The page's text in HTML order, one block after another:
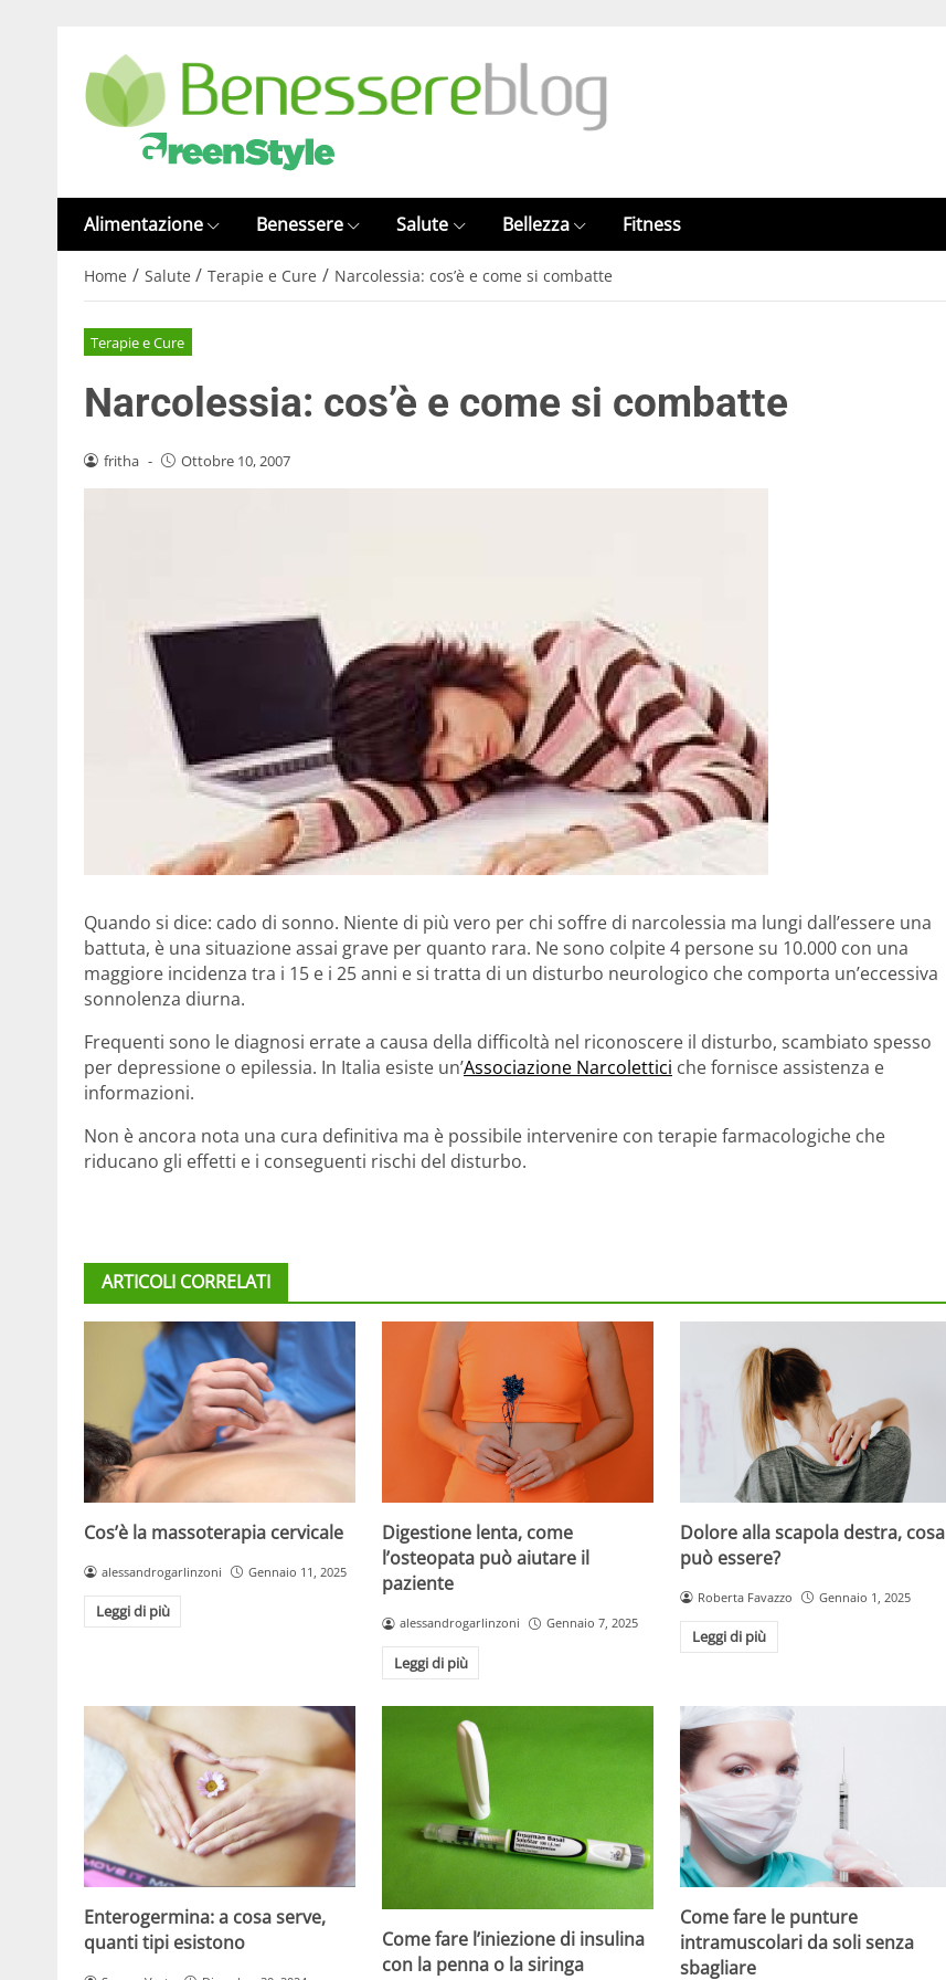
Alimentazione Benessere Salute Bellezza Fitness
Home / Salute / Terapie e Cure / Narcolessia: cos’è e come si combatte
Terapie e Cure
Narcolessia: cos’è e come si combatte
fritha - Ottobre 10, 2007
Quando si dice: cado di sonno. Niente di più vero per chi soffre di narcolessia ma lungi dall’essere una
battuta, è una situazione assai grave per quanto rara. Ne sono colpite 4 persone su 10.000 con una
maggiore incidenza tra i 15 e i 25 anni e si tratta di un disturbo neurologico che comporta un’eccessiva
sonnolenza diurna.
Frequenti sono le diagnosi errate a causa della difficoltà nel riconoscere il disturbo, scambiato spesso
per depressione o epilessia. In Italia esiste un’Associazione Narcolettici che fornisce assistenza e
informazioni.
Non è ancora nota una cura definitiva ma è possibile intervenire con terapie farmacologiche che
riducano gli effetti e i conseguenti rischi del disturbo.
ARTICOLI CORRELATI
Cos’è la massoterapia cervicale
alessandrogarlinzoni Gennaio 11, 2025
Leggi di più
Digestione lenta, come
l’osteopata può aiutare il
paziente
alessandrogarlinzoni Gennaio 7, 2025
Leggi di più
Dolore alla scapola destra, cosa
può essere?
Roberta Favazzo Gennaio 1, 2025
Leggi di più
Enterogermina: a cosa serve,
quanti tipi esistono
Come fare l’iniezione di insulina
con la penna o la siringa
Come fare le punture
intramuscolari da soli senza
sbagliare